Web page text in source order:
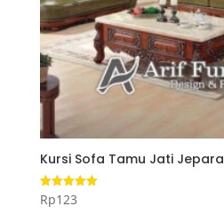
Kursi Sofa Tamu Jati Jepara
Dinilai
5.00
Rp123